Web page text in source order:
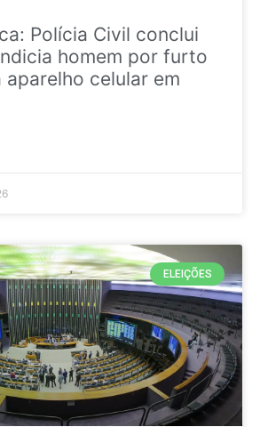
Polícia Civil conclui
homem por furto
aparelho celular em
ELEIÇÕES